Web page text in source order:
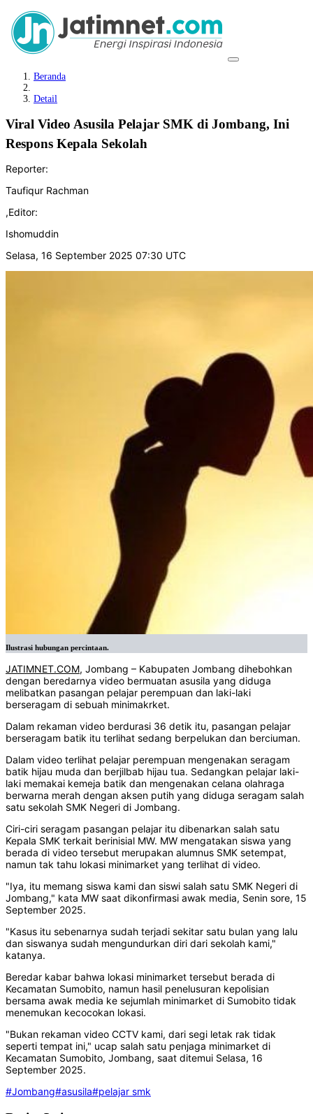
Beranda
Detail
Viral Video Asusila Pelajar SMK di Jombang, Ini
Respons Kepala Sekolah
Reporter:
Taufiqur Rachman
,Editor:
Ishomuddin
Selasa, 16 September 2025 07:30 UTC
Ilustrasi hubungan percintaan.
JATIMNET.COM, Jombang – Kabupaten Jombang dihebohkan
dengan beredarnya video bermuatan asusila yang diduga
melibatkan pasangan pelajar perempuan dan laki-laki
berseragam di sebuah minimakrket.
Dalam rekaman video berdurasi 36 detik itu, pasangan pelajar
berseragam batik itu terlihat sedang berpelukan dan berciuman.
Dalam video terlihat pelajar perempuan mengenakan seragam
batik hijau muda dan berjilbab hijau tua. Sedangkan pelajar laki-
laki memakai kemeja batik dan mengenakan celana olahraga
berwarna merah dengan aksen putih yang diduga seragam salah
satu sekolah SMK Negeri di Jombang.
Ciri-ciri seragam pasangan pelajar itu dibenarkan salah satu
Kepala SMK terkait berinisial MW. MW mengatakan siswa yang
berada di video tersebut merupakan alumnus SMK setempat,
namun tak tahu lokasi minimarket yang terlihat di video.
"Iya, itu memang siswa kami dan siswi salah satu SMK Negeri di
Jombang," kata MW saat dikonfirmasi awak media, Senin sore, 15
September 2025.
"Kasus itu sebenarnya sudah terjadi sekitar satu bulan yang lalu
dan siswanya sudah mengundurkan diri dari sekolah kami,"
katanya.
Beredar kabar bahwa lokasi minimarket tersebut berada di
Kecamatan Sumobito, namun hasil penelusuran kepolisian
bersama awak media ke sejumlah minimarket di Sumobito tidak
menemukan kecocokan lokasi.
"Bukan rekaman video CCTV kami, dari segi letak rak tidak
seperti tempat ini," ucap salah satu penjaga minimarket di
Kecamatan Sumobito, Jombang, saat ditemui Selasa, 16
September 2025.
#Jombang#asusila#pelajar smk